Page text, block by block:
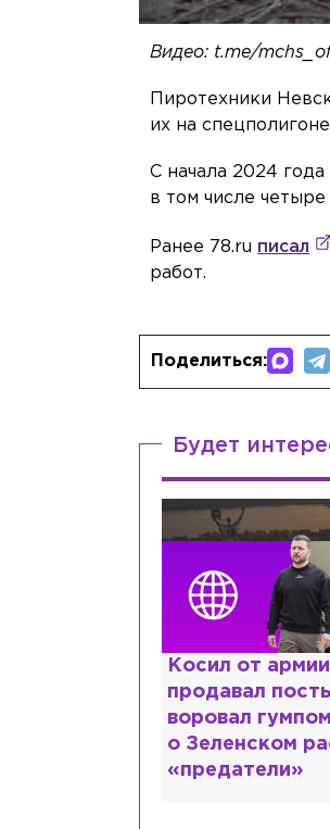
Видео: t.me/
Пиротехники
их на
С начала 2024
в том числе
Ранее 78.ru писал
работ.
Поделиться:
Будет
Косил от армии,
продавал посты и
воровал гумпомощь: что
о Зеленском рассказали